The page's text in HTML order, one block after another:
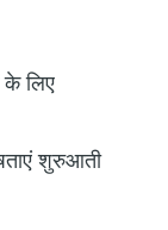
के लिए
शुरुआती